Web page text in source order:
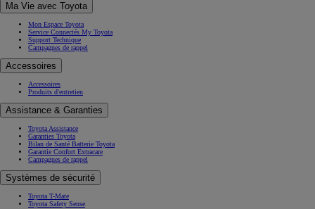
Ma Vie avec Toyota
Mon Espace Toyota
Service Connectés My Toyota
Support Technique
Campagnes de rappel
Accessoires
Accessoires
Produits d'entretien
Assistance & Garanties
Toyota Assistance
Garanties Toyota
Bilan de Santé Batterie Toyota
Garantie Confort Extracare
Campagnes de rappel
Systèmes de sécurité
Toyota T-Mate
Toyota Safety Sense